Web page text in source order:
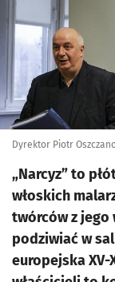
Dyrektor Piotr
„Narcyz” to
włoskich
twórców z jego
podziwiać w
europejska XV-